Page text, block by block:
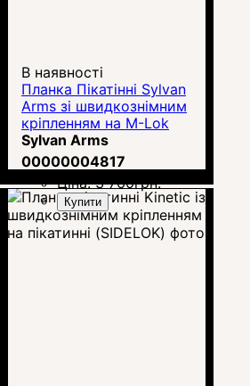
В наявності
Планка Пікатінні Sylvan
Arms зі швидкознімним
кріпленням на M-Lok
(QDR300)
Sylvan Arms
00000004817
Ціна:3 760грн.
Купити